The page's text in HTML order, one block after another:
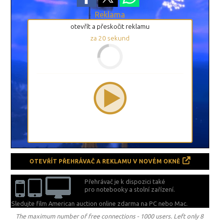
Reklama
otevřít a přeskočit reklamu
za 20 sekund
OTEVŘÍT PŘEHRÁVAČ A REKLAMU V NOVÉM OKNĚ
Přehrávač je k dispozici také
pro notebooky a stolní zařízení.
Sledujte film American auction online zdarma naPC nebo Mac.
The maximum number of free connections - 1000 users. Left only 8